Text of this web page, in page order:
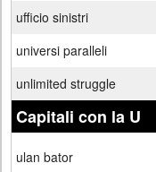
ufficio sinistri
universi paralleli
unlimited struggle
Capitali con la U
ulan bator